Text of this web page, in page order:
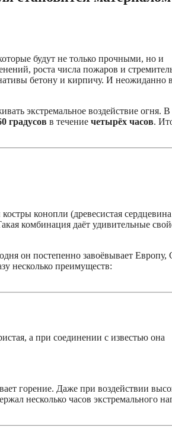
будут не только прочными, но и
роста числа пожаров и
бетону и кирпичу. И неожиданно в
экстремальное воздействие огня. В
градусов в течение четырёх часов.
конопли (древесистая сердцевина
комбинация даёт удивительные
он постепенно завоёвывает
несколько преимуществ:
а при соединении с известью она
горение. Даже при воздействии
несколько часов экстремального